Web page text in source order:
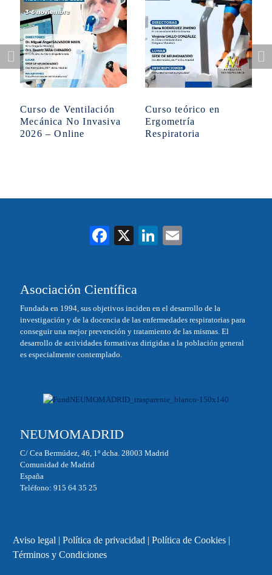
Curso de Ventilación
Mecánica No Invasiva
2026 – Online
Curso teórico en
Ergometría
Respiratoria
Fa
ok
X
Li
Asociación Científica
Fundada en 1994, sus objetivos inciden en el desarrollo de la
investigación y de la docencia de las enfermedades respiratorias para
conseguir una mejor prevención y tratamiento de las mismas. El
desarrollo de actividades formativas dirigidas a la población general
es especialmente contemplado.
NEUMOMADRID
C/ Cea Bermúdez, 46, 1º dcha. 28003 Madrid
Comunidad de Madrid
España
Teléfono: 915 64 35 25
Aviso legal| Política de privacidad| Política de Cookies|
Términos y Condiciones